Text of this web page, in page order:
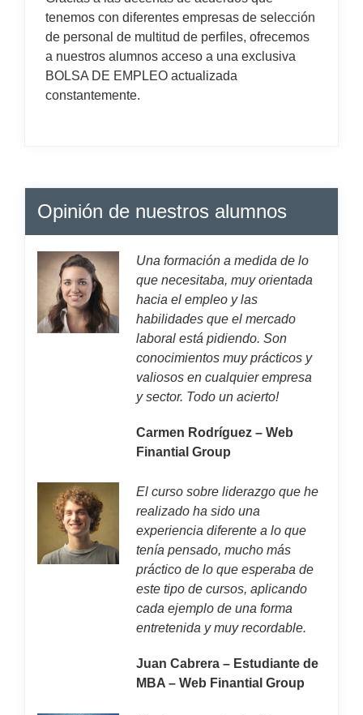
tenemos con diferentes empresas de selección
de personal de multitud de perfiles, ofrecemos
a nuestros alumnos acceso a una exclusiva
BOLSA DE EMPLEO actualizada
constantemente.
Opinión de nuestros alumnos
Una formación a medida de lo
que necesitaba, muy orientada
hacia el empleo y las
habilidades que el mercado
laboral está pidiendo. Son
conocimientos muy prácticos y
valiosos en cualquier empresa
y sector. Todo un acierto!
Carmen Rodríguez – Web
Finantial Group
El curso sobre liderazgo que he
realizado ha sido una
experiencia diferente a lo que
tenía pensado, mucho más
práctico de lo que esperaba de
este tipo de cursos, aplicando
cada ejemplo de una forma
entretenida y muy recordable.
Juan Cabrera – Estudiante de
MBA – Web Finantial Group